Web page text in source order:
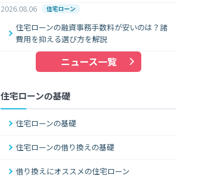
2026.08.06
住宅ローン
住宅ローンの融資事務手数料が安いのは？諸
費用を抑える選び方を解説
ニュース一覧
住宅ローンの基礎
住宅ローンの基礎
住宅ローンの借り換えの基礎
借り換えにオススメの住宅ローン